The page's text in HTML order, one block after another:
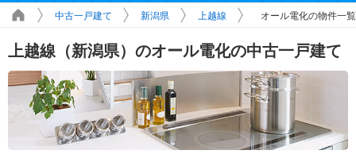
中古一戸建て 新潟県 上越線 オール電化の物件一覧
上越線（新潟県）のオール電化の中古一戸建て